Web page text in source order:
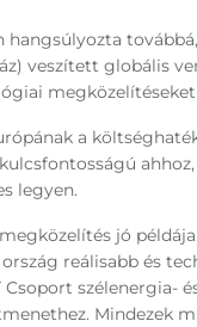
hangsúlyozta
veszített globális
a
legyen.
jó
ország reálisabb és
Csoport
Mindezek